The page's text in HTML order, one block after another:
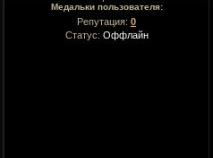
Медальки пользователя:
Репутация: 0
Статус: Оффлайн